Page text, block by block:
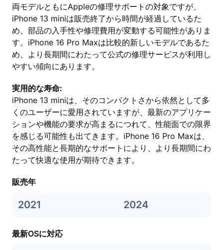
両モデルともにAppleの修理サポートの対象ですが、
iPhone 13 miniは販売終了から時間が経過しているた
め、部品の入手性や修理費用が変動する可能性がありま
す。iPhone 16 Pro Maxは比較的新しいモデルであるた
め、より長期間にわたって公式の修理サービスが利用し
やすい傾向にあります。
実用的な寿命:
iPhone 13 miniは、そのコンパクトさから依然として多
くのユーザーに愛用されていますが、最新のアプリケー
ションや機能の要求が高まるにつれて、性能面での限界
を感じる可能性も出てきます。iPhone 16 Pro Maxは、
その高性能と長期的なサポートにより、より長期間にわ
たって快適な使用が期待できます。
販売年
2021 2024
最新OSに対応